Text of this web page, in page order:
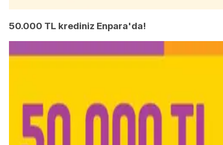
50.000 TL krediniz Enpara'da!